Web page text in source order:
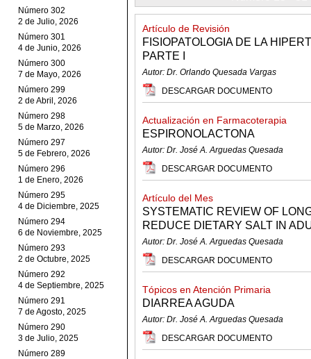
Número 302
2 de Julio, 2026
Número 301
4 de Junio, 2026
Número 300
7 de Mayo, 2026
Número 299
2 de Abril, 2026
Número 298
5 de Marzo, 2026
Número 297
5 de Febrero, 2026
Número 296
1 de Enero, 2026
Número 295
4 de Diciembre, 2025
Número 294
6 de Noviembre, 2025
Número 293
2 de Octubre, 2025
Número 292
4 de Septiembre, 2025
Número 291
7 de Agosto, 2025
Número 290
3 de Julio, 2025
Número 289
Artículo de Revisión
FISIOPATOLOGIA DE LA
PARTE I
Autor: Dr. Orlando Quesada Vargas
DESCARGAR DOCUMENTO
Actualización en Farmacoterapia
ESPIRONOLACTONA
Autor: Dr. José A. Arguedas Quesada
DESCARGAR DOCUMENTO
Artículo del Mes
SYSTEMATIC REVIEW OF
REDUCE DIETARY SALT IN
Autor: Dr. José A. Arguedas Quesada
DESCARGAR DOCUMENTO
Tópicos en Atención Primaria
DIARREA AGUDA
Autor: Dr. José A. Arguedas Quesada
DESCARGAR DOCUMENTO